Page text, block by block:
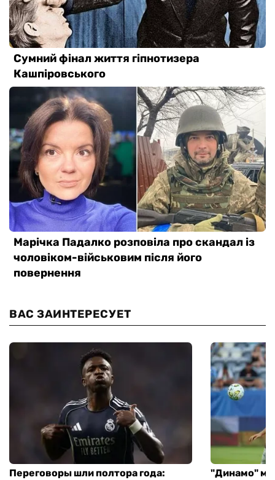
ВАС ЗАИНТЕРЕСУЕТ
Переговоры шли полтора года:
"Динамо"